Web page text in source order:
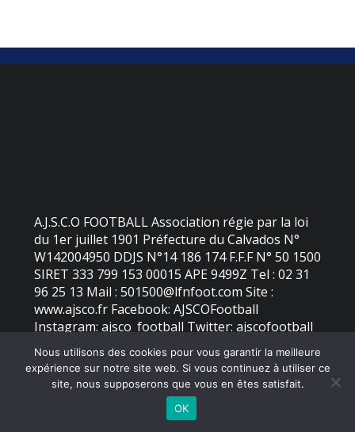
A.J.S.C.O FOOTBALL Association régie par la loi
du 1er juillet 1901 Préfecture du Calvados N°
W142004950 DDJS N°14 186 174 F.F.F N° 50 1500
SIRET 333 799 153 00015 APE 9499Z Tel : 02 31
96 25 13 Mail : 501500@lfnfoot.com Site :
www.ajsco.fr Facebook: AJSCOFootball
Instagram: ajsco_football Twitter: ajscofootball
2026 - AJS Colleville Ouistreham | Site internet réalisé par
MENTIONS LÉGALES
Nous utilisons des cookies pour vous garantir la meilleure
expérience sur notre site web. Si vous continuez à utiliser ce
site, nous supposerons que vous en êtes satisfait.
OK